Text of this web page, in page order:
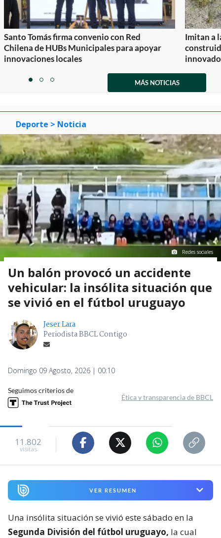
Santo Tomás firma convenio con Red
Chilena de HUBs Municipales para apoyar
innovaciones locales
Imitan a
itemitemitem
MÁS NOTICIAS
Deporte > Noticia
Redes sociales
Un balón provocó un accidente
vehicular: la insólita situación que
se vivió en el fútbol uruguayo
Jeser Lara
Periodista BBCL Contigo
Domingo 09 Agosto, 2026 | 00:10
Seguimos criterios de
Ética y transparencia de BBCL
11.802
visitas
VER RESUMEN
Una insólita situación se vivió este sábado en la
Segunda División del fútbol uruguayo, la cual